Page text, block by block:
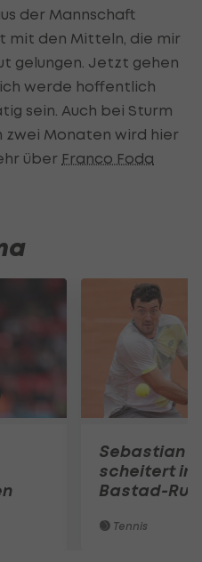
der Mannschaft
mit den Mitteln, die mir
gelungen. Jetzt gehen
werde hoffentlich
sein. Auch bei Sturm
zwei Monaten wird hier
über Franco Foda
Sebastian
scheitert in
Bastad-
Tennis